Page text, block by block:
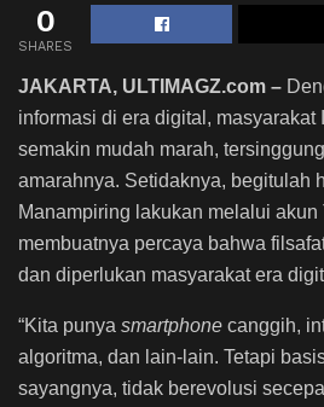
0
SHARES
JAKARTA, ULTIMAGZ.com –
informasi di era digital, masyarakat
semakin mudah marah,
amarahnya. Setidaknya, begitulah
Manampiring lakukan melalui akun
membuatnya percaya bahwa
dan diperlukan masyarakat era
“Kita punya smartphone canggih,
algoritma, dan lain-lain. Tetapi
sayangnya, tidak berevolusi